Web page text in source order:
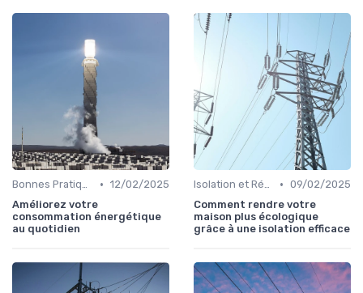
Bonnes Pratiques Quotidiennes • 12/02/2025
Améliorez votre
consommation énergétique
au quotidien
Isolation et Réduction de la Consommation • 09/02/2025
Comment rendre votre
maison plus écologique
grâce à une isolation efficace